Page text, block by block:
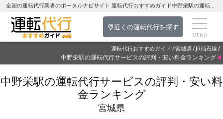
全国の運転代行業者のポータルナビサイト 運転代行おすすめガイド中野栄駅の運転代行を探す-宮城県の運転代行
近くの運転代行を探す
運転代行おすすめガイド 宮城県 JR仙石線
中野栄駅の運転代行サービスの評判・安い料金ランキング
中野栄駅の運転代行サービスの評判・安い料
金ランキング
宮城県